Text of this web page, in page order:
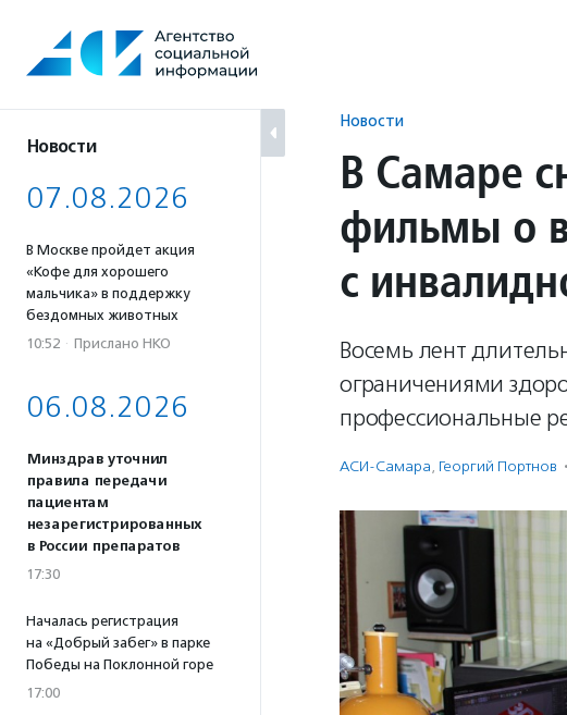
содержанию
Новости
07.08.2026
В Москве пройдет акция
«Кофе для хорошего
мальчика» в поддержку
бездомных животных
10:52 · Прислано НКО
06.08.2026
Минздрав уточнил
правила передачи
пациентам
незарегистрированных
в России препаратов
17:30
Началась регистрация
на «Добрый забег» в парке
Победы на Поклонной горе
17:00
Новости
В Самаре
фильмы о
с
Восемь лент
ограничениями
профессиональные
АСИ-Самара, Георгий Портнов ·